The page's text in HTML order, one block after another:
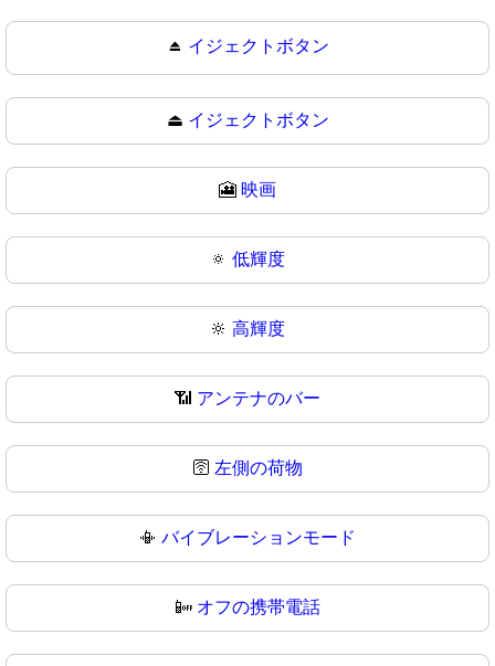
⏏️ イジェクトボタン
⏏ イジェクトボタン
🎦 映画
🔅 低輝度
🔆 高輝度
📶 アンテナのバー
🛜 左側の荷物
📳 バイブレーションモード
📴 オフの携帯電話